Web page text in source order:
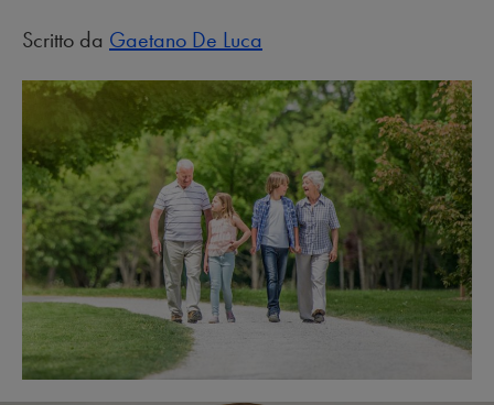
Scritto da Gaetano De Luca